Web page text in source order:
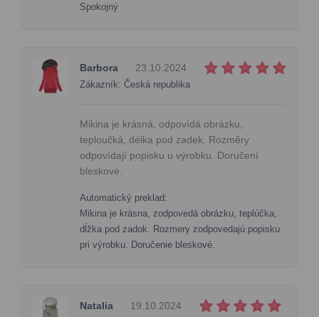
Spokojný
Barbora 23.10.2024
Zákazník: Česká republika
Mikina je krásná, odpovídá obrázku,
teploučká, délka pod zadek. Rozměry
odpovídají popisku u výrobku. Doručení
bleskové.
Automatický preklad:
Mikina je krásna, zodpovedá obrázku, teplúčka,
dĺžka pod zadok. Rozmery zodpovedajú popisku
pri výrobku. Doručenie bleskové.
Natalia 19.10.2024